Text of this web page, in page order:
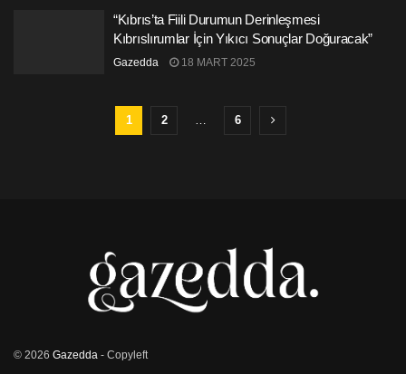
“Kıbrıs’ta Fiili Durumun Derinleşmesi
Kıbrıslırumlar İçin Yıkıcı Sonuçlar Doğuracak”
Gazedda 18 MART 2025
1 2 … 6
© 2026 Gazedda - Copyleft